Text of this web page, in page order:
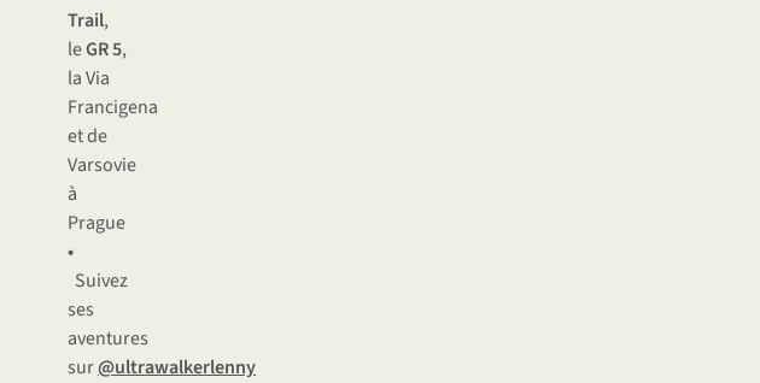
Trail,
leGR 5,
la Via
Francigena
et de
Varsovie
à
Prague
•
Suivez
ses
aventures
sur@ultrawalkerlenny